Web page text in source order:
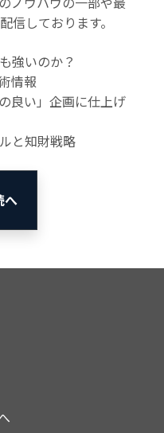
信しております。
強いのか？
情報
良い」企画に仕上げ
と知財戦略
へ